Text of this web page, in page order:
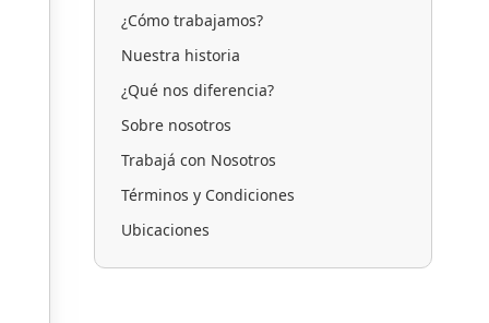
¿Cómo trabajamos?
Nuestra historia
¿Qué nos diferencia?
Sobre nosotros
Trabajá con Nosotros
Términos y Condiciones
Ubicaciones